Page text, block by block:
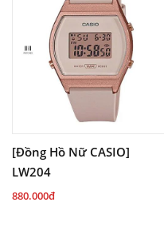
[Đồng Hồ Nữ CASIO]
LW204
880.000đ